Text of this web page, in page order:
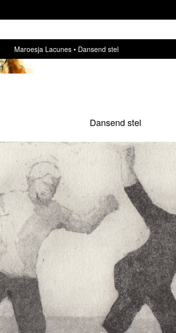
Maroesja Lacunes Dansend stel
Dansend stel